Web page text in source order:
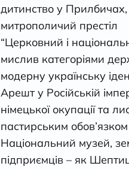
дитинство у
митрополичий престіл
“Церковний і
мислив категоріями
модерну українську
Арешт у Російській
німецької окупації та
пастирським
Національний музей,
підприємців – як